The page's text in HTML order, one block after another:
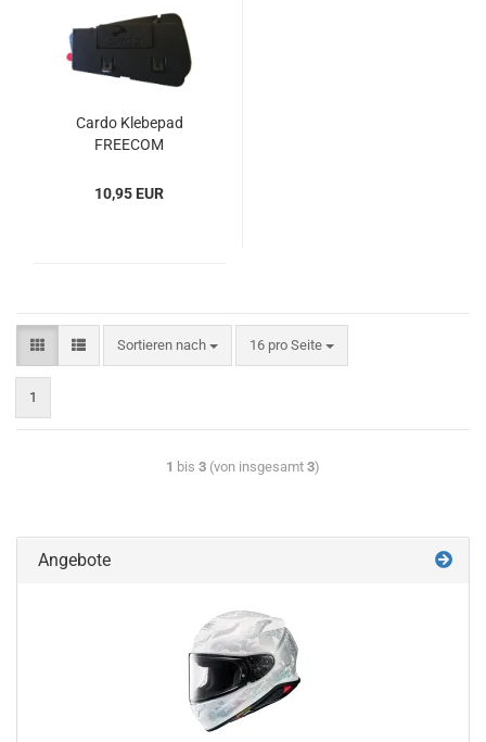
Cardo Klebepad
FREECOM
10,95 EUR
Sortieren nach 16 pro Seite
1
1 bis 3 (von insgesamt 3)
Angebote